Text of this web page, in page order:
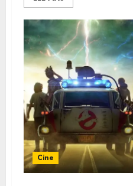
Cine